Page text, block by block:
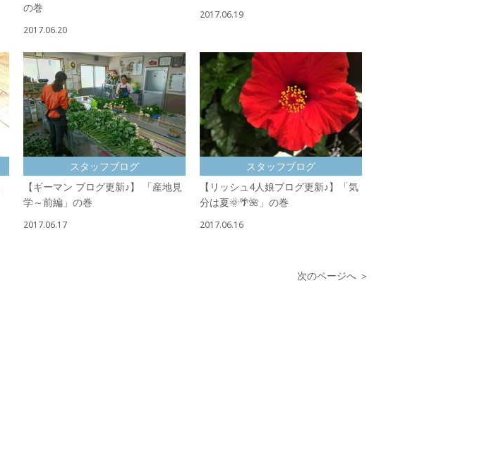
の巻
2017.06.20
2017.06.19
スタッフブログ
【ギーマン ブログ更新♪】 「産地見
学～前編」の巻
2017.06.17
スタッフブログ
【リッシュ4人娘ブログ更新♪】「気
分は夏🌞🌴🌺」の巻
2017.06.16
次のページへ ＞